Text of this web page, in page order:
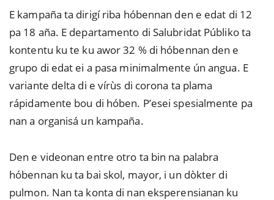
E kampaña ta dirigí riba hóbennan den e edat di 12
pa 18 aña. E departamento di Salubridat Públiko ta
kontentu ku te ku awor 32 % di hóbennan den e
grupo di edat ei a pasa minimalmente ún angua. E
variante delta di e vírùs di corona ta plama
rápidamente bou di hóben. P’esei spesialmente pa
nan a organisá un kampaña.
Den e videonan entre otro ta bin na palabra
hóbennan ku ta bai skol, mayor, i un dòkter di
pulmon. Nan ta konta di nan eksperensianan ku